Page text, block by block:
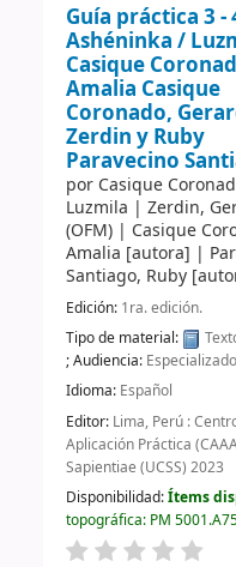
Guía práctica 3 -
Ashéninka /
Casique
Amalia Casique
Coronado,
Zerdin y Ruby
Paravecino
por Casique
Luzmila | Zerdin,
(OFM)| Casique
Amalia [autora] |
Santiago, Ruby
Edición: 1ra. edición.
Tipo de material:
; Audiencia:
Idioma: Español
Editor: Lima, Perú :
Aplicación Práctica
Sapientiae (UCSS) 2023
Disponibilidad:Ítems
topográfica: PM